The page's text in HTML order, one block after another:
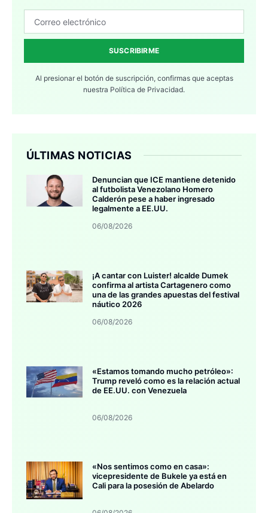
SUSCRIBIRME
Al presionar el botón de suscripción, confirmas que aceptas
nuestra Política de Privacidad.
ÚLTIMAS NOTICIAS
Denuncian que ICE mantiene detenido
al futbolista Venezolano Homero
Calderón pese a haber ingresado
legalmente a EE.UU.
06/08/2026
¡A cantar con Luister! alcalde Dumek
confirma al artista Cartagenero como
una de las grandes apuestas del festival
náutico 2026
06/08/2026
«Estamos tomando mucho petróleo»:
Trump reveló como es la relación actual
de EE.UU. con Venezuela
06/08/2026
«Nos sentimos como en casa»:
vicepresidente de Bukele ya está en
Cali para la posesión de Abelardo